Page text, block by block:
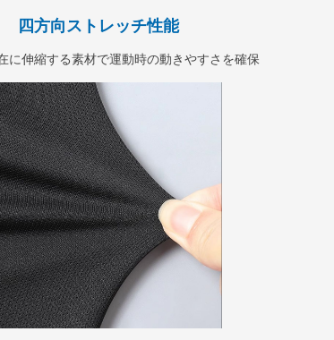
四方向ストレッチ性能
に伸縮する素材で運動時の動きやすさを確保